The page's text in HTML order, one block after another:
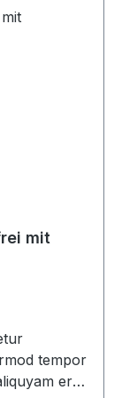
mit
tempor
erat,